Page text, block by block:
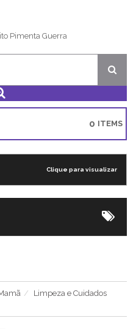
Pimenta Guerra
ITEMS
0
Clique para visualizar
Limpeza e Cuidados